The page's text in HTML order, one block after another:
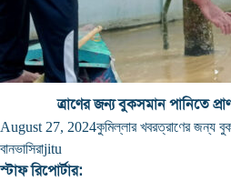
ত্রাণের জন্য বুকসমান পানিতে
August 27, 2024কুমিল্লার খবরত্রাণের জন্য
বানভাসিরাjitu
স্টাফ রিপোর্টার: